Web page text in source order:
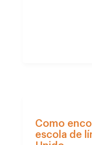
Como
escola de